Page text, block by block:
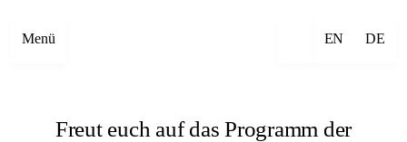
Menü EN DE
Freut euch auf das Programm der